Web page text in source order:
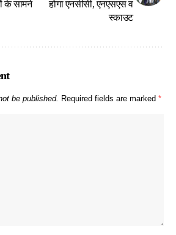
के सामने
होगा एनसीसी, एनएसएस व
स्काउट
be published. Required fields are marked *